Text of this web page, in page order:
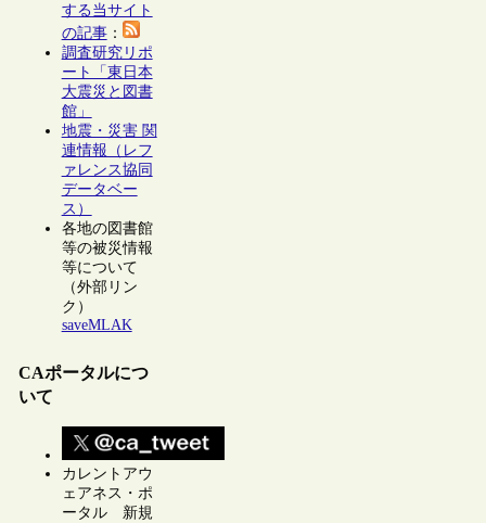
する当サイト
の記事：
調査研究リポ
ート「東日本
大震災と図書
館」
地震・災害 関
連情報（レフ
ァレンス協同
データベー
ス）
各地の図書館
等の被災情報
等について
（外部リン
ク）
saveMLAK
CAポータルにつ
いて
カレントアウ
ェアネス・ポ
ータル 新規